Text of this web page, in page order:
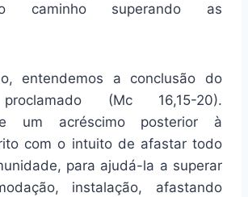
caminho superando as
entendemos a conclusão do
(Mc 16,15-20).
um acréscimo posterior à
com o intuito de afastar todo
para ajudá-la a superar
instalação, afastando